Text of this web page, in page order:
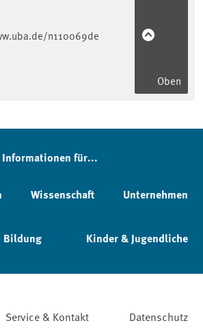
n110069de
Oben
Informationen für...
Wissenschaft Unternehmen
Bildung Kinder & Jugendliche
Service & Kontakt
Datenschutz